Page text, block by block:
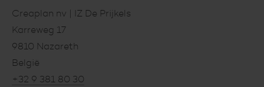
Creaplan nv | IZ De Prijkels
Karreweg 17
9810 Nazareth
België
+32 9 381 80 30